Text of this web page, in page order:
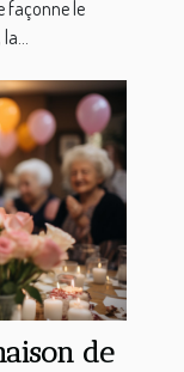
façonne le
de